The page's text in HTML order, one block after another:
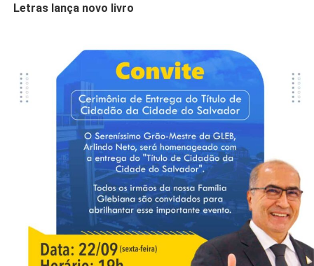
Letras lança novo livro